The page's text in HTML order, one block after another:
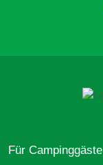
Für Campinggäste